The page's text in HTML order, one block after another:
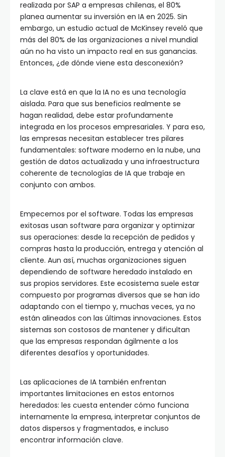
realizada por SAP a empresas chilenas, el 80%
planea aumentar su inversión en IA en 2025. Sin
embargo, un estudio actual de McKinsey reveló que
más del 80% de las organizaciones a nivel mundial
aún no ha visto un impacto real en sus ganancias.
Entonces, ¿de dónde viene esta desconexión?
La clave está en que la IA no es una tecnología
aislada. Para que sus beneficios realmente se
hagan realidad, debe estar profundamente
integrada en los procesos empresariales. Y para eso,
las empresas necesitan establecer tres pilares
fundamentales: software moderno en la nube, una
gestión de datos actualizada y una infraestructura
coherente de tecnologías de IA que trabaje en
conjunto con ambos.
Empecemos por el software. Todas las empresas
exitosas usan software para organizar y optimizar
sus operaciones: desde la recepción de pedidos y
compras hasta la producción, entrega y atención al
cliente. Aun así, muchas organizaciones siguen
dependiendo de software heredado instalado en
sus propios servidores. Este ecosistema suele estar
compuesto por programas diversos que se han ido
adaptando con el tiempo y, muchas veces, ya no
están alineados con las últimas innovaciones. Estos
sistemas son costosos de mantener y dificultan
que las empresas respondan ágilmente a los
diferentes desafíos y oportunidades.
Las aplicaciones de IA también enfrentan
importantes limitaciones en estos entornos
heredados: les cuesta entender cómo funciona
internamente la empresa, interpretar conjuntos de
datos dispersos y fragmentados, e incluso
encontrar información clave.